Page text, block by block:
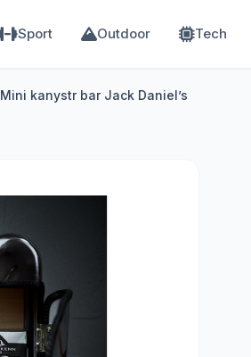
Sport Outdoor Tech
Mini kanystr bar Jack Daniel’s